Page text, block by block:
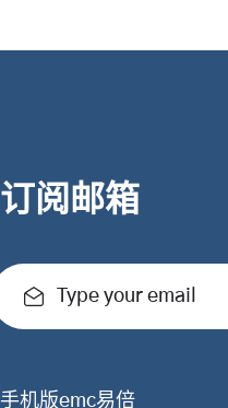
订阅邮箱
Type your email
手机版emc易倍